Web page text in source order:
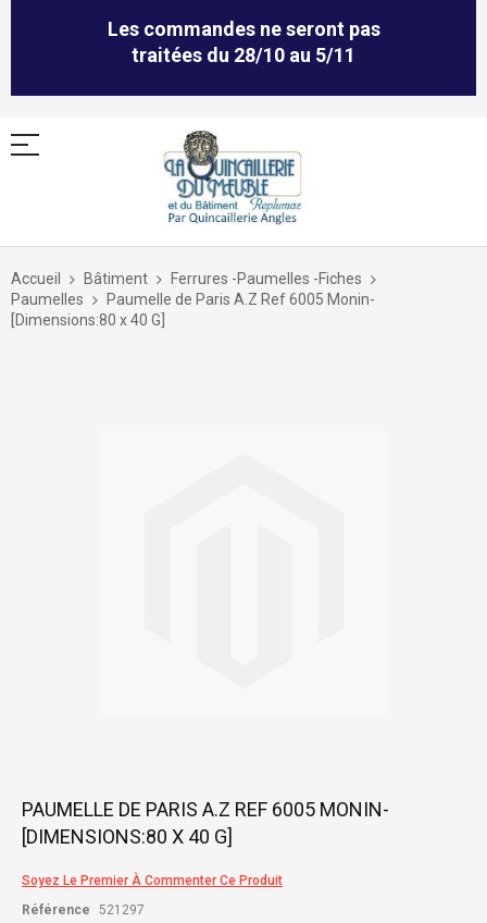
Les commandes ne seront pas
traitées du 28/10 au 5/11
Allez
contenu
Accueil Bâtiment
Ferrures -Paumelles -Fiches
Paumelles
Paumelle de Paris A.Z Ref 6005 Monin-
[Dimensions:80 x 40 G]
Skip
the
of
images
PAUMELLE DE PARIS A.Z REF 6005 MONIN-
[DIMENSIONS:80 X 40 G]
Soyez Le Premier À Commenter Ce Produit
Référence
521297